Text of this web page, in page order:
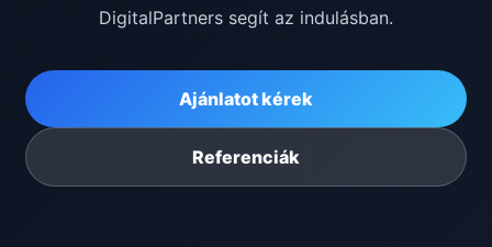
DigitalPartners segít az indulásban.
Ajánlatot kérek
Referenciák